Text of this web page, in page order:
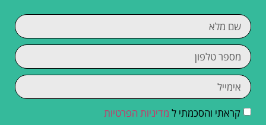
קראתי והסכמתי ל מדיניות הפרטיות